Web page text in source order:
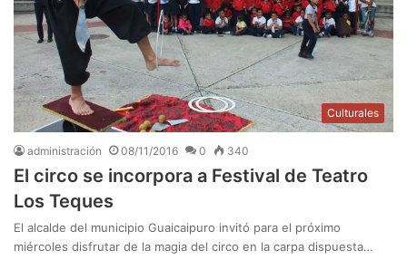
Culturales
administración 08/11/2016 0 340
El circo se incorpora a Festival de Teatro
Los Teques
El alcalde del municipio Guaicaipuro invitó para el próximo
miércoles disfrutar de la magia del circo en la carpa dispuesta…